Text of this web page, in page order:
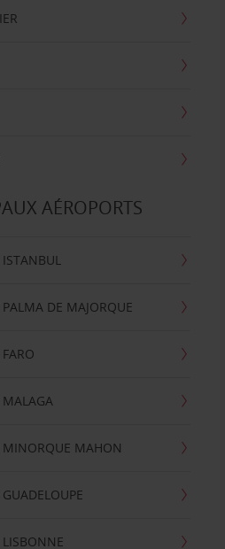
AÉROPORTS
DE MAJORQUE
MALAGA
MINORQUE MAHON